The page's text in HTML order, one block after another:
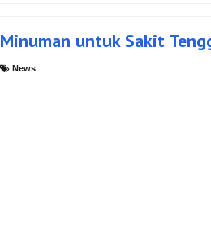
Minuman untuk Sakit
News